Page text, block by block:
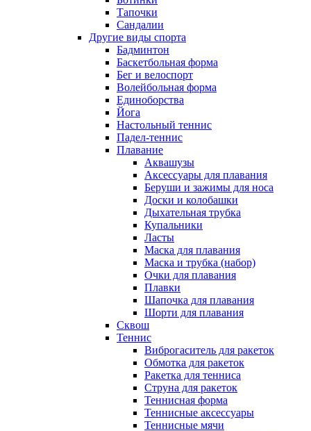
Тапочки
Сандалии
Другие виды спорта
Бадминтон
Баскетбольная форма
Бег и велоспорт
Волейбольная форма
Единоборства
Йога
Настольный теннис
Падел-теннис
Плавание
Аквашузы
Аксессуары для плавания
Беруши и зажимы для носа
Доски и колобашки
Дыхательная трубка
Купальники
Ласты
Маска для плавания
Маска и трубка (набор)
Очки для плавания
Плавки
Шапочка для плавания
Шорти для плавания
Сквош
Теннис
Виброгаситель для ракеток
Обмотка для ракеток
Ракетка для тенниса
Струна для ракеток
Теннисная форма
Теннисные аксессуары
Теннисные мячи